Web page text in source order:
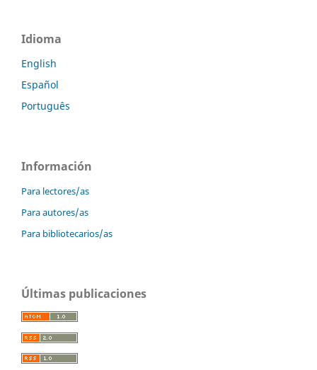
Idioma
English
Español
Português
Información
Para lectores/as
Para autores/as
Para bibliotecarios/as
Últimas publicaciones